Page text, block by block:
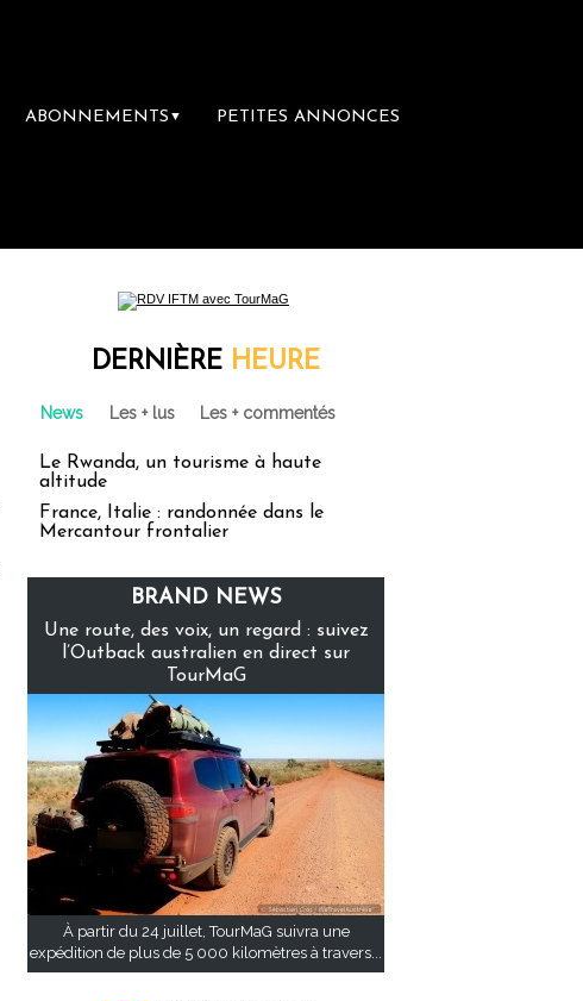
ABONNEMENTS ▼ PETITES ANNONCES
DERNIÈRE HEURE
News Les + lus Les + commentés
Le Rwanda, un tourisme à haute
altitude
France, Italie : randonnée dans le
Mercantour frontalier
BRAND NEWS
Une route, des voix, un regard : suivez
l’Outback australien en direct sur
TourMaG
À partir du 24 juillet, TourMaG suivra une
expédition de plus de 5 000 kilomètres à travers...